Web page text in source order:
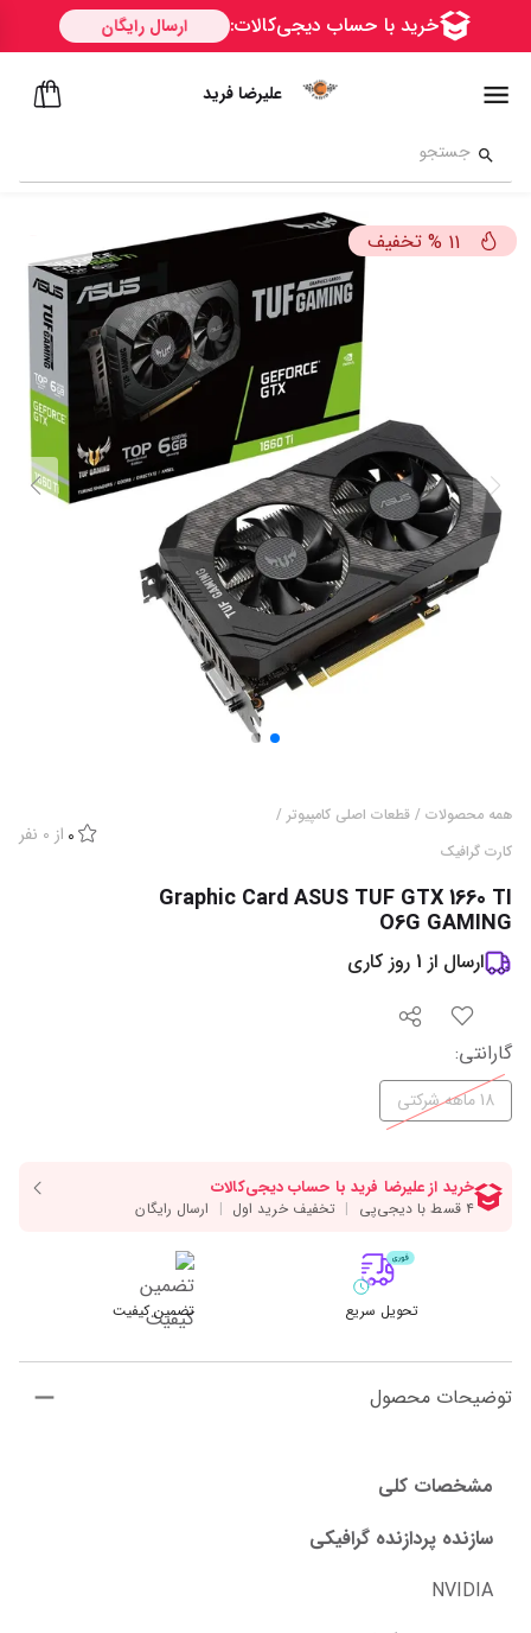
علیرضا فرید
11
% تخفیف
همه محصولات / قطعات اصلی کامپیوتر /
کارت گرافیک
0 از 0 نفر
Graphic Card ASUS TUF GTX 1660 TI
O6G GAMING
ارسال از 1 روز کاری
گارانتی‌:
18 ماهه شرکتی
تحویل سریع تضمین کیفیت
توضیحات محصول
مشخصات کلی
سازنده پردازنده گرافیکی
NVIDIA